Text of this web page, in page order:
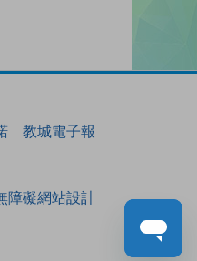
教城電子報
障礙網站設計